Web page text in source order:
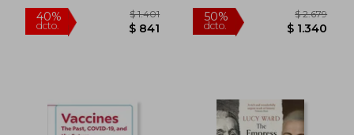
40%
dcto.
40%
dcto.
Inglés)